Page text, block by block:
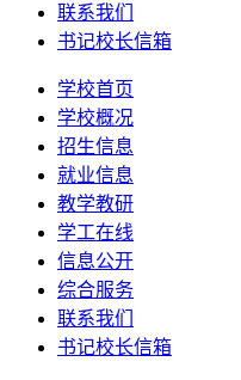
联系我们
书记校长信箱
学校首页
学校概况
招生信息
就业信息
教学教研
学工在线
信息公开
综合服务
联系我们
书记校长信箱